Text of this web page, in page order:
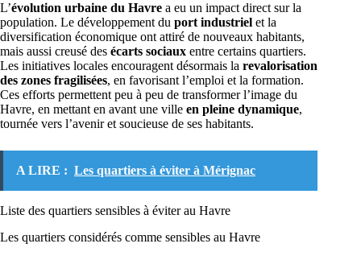
L’évolution urbaine du Havre a eu un impact direct sur la
population. Le développement du port industriel et la
diversification économique ont attiré de nouveaux habitants,
mais aussi creusé des écarts sociaux entre certains quartiers.
Les initiatives locales encouragent désormais la revalorisation
des zones fragilisées, en favorisant l’emploi et la formation.
Ces efforts permettent peu à peu de transformer l’image du
Havre, en mettant en avant une ville en pleine dynamique,
tournée vers l’avenir et soucieuse de ses habitants.
A LIRE : Les quartiers à éviter à Mérignac
Liste des quartiers sensibles à éviter au Havre
Les quartiers considérés comme sensibles au Havre